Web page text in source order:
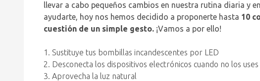
llevar a cabo pequeños cambios en nuestra rutina diaria y
ayudarte, hoy nos hemos decidido a proponerte hasta 10
cuestión de un simple gesto. ¡Vamos a por ello!
1. Sustituye tus bombillas incandescentes por LED
2. Desconecta los dispositivos electrónicos cuando no los uses
3. Aprovecha la luz natural